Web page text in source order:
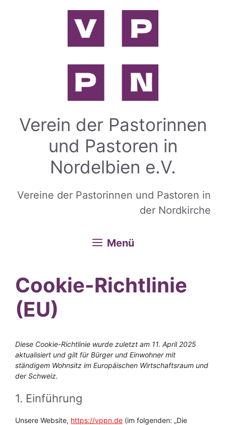
Verein der Pastorinnen
und Pastoren in
Nordelbien e.V.
Vereine der Pastorinnen und Pastoren in
der Nordkirche
Menü
Cookie-Richtlinie
(EU)
Diese Cookie-Richtlinie wurde zuletzt am 11. April 2025
aktualisiert und gilt für Bürger und Einwohner mit
ständigem Wohnsitz im Europäischen Wirtschaftsraum und
der Schweiz.
1. Einführung
Unsere Website, https://vppn.de (im folgenden: „Die